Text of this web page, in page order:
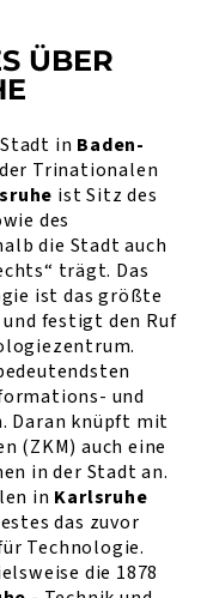
ÜBER
in Baden-
Trinationalen
ist Sitz des
des
die Stadt auch
trägt. Das
ist das größte
festigt den Ruf
und
Daran knüpft mit
(ZKM) auch eine
in der Stadt an.
in Karlsruhe
das zuvor
Technologie.
die 1878